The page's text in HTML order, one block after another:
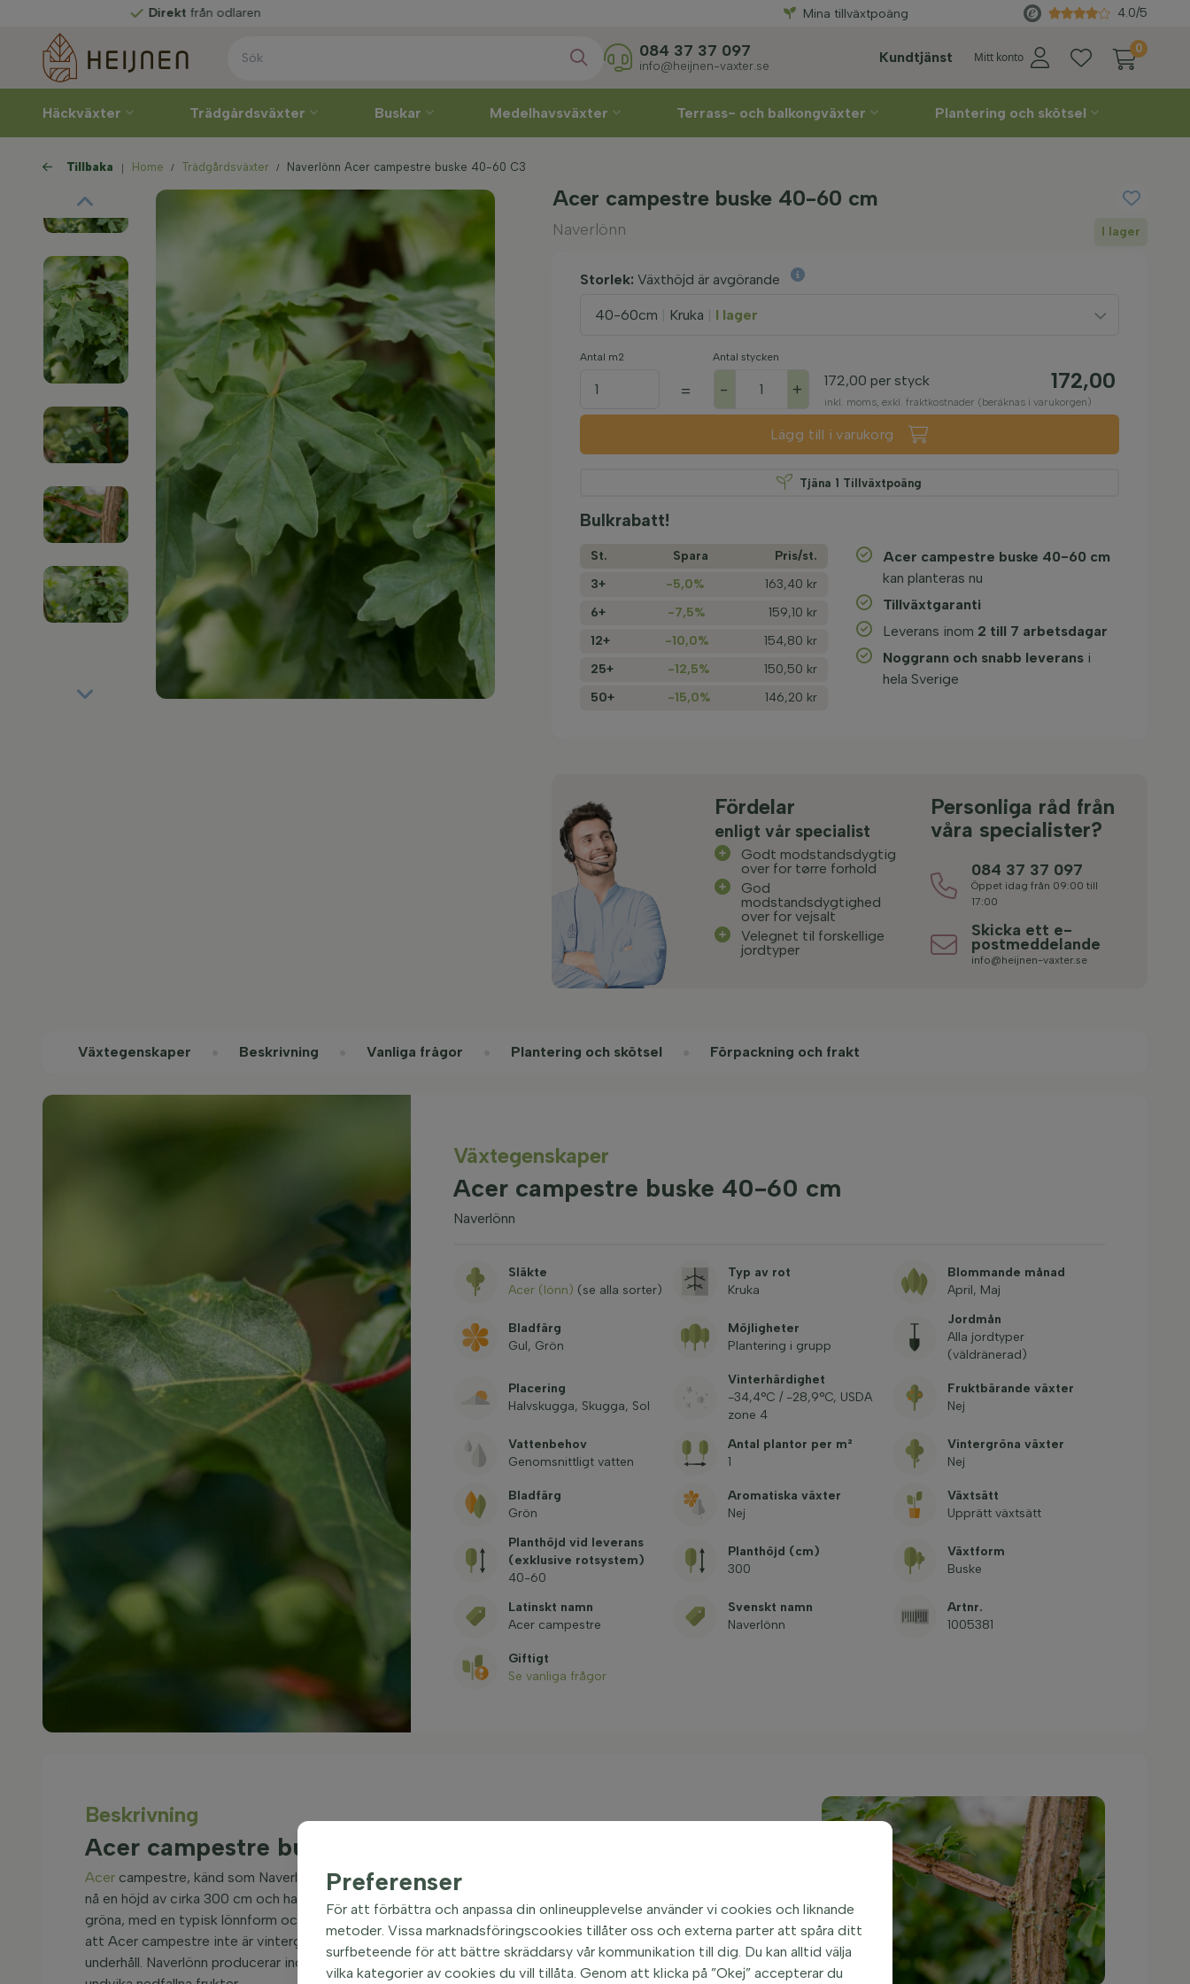
från odlaren Väljleveransvecka
Mina tillväxtpoäng 4.0/5
Kundtjänst Mitt konto
0
084 37 37 097
info@heijnen-vaxter.se
Häckväxter Trädgårdsväxter Buskar Medelhavsväxter Terrass- och balkongväxter Plantering och skötsel
Tillbaka Home Trädgårdsväxter Naverlönn Acer campestre buske 40-60 C3
Acer campestre buske 40-60 cm
Naverlönn I lager
Storlek: Växthöjd är avgörande
40-60cm Kruka I lager
Antal m2
=
Antal stycken
- + 172,00 per styck 172,00
inkl. moms, exkl. fraktkostnader (beräknas i varukorgen)
Lägg till i varukorg
Tjäna 1 Tillväxtpoäng
Bulkrabatt!
St. Spara
Pris/­st.
3+
-5,0%
163,40 kr
6+
-7,5%
159,10 kr
12+
-10,0%
154,80 kr
25+
-12,5%
150,50 kr
50+
-15,0% 146,20 kr
Acer campestre buske 40-60 cm
kan planteras nu
Tillväxtgaranti
Leverans inom 2 till 7 arbetsdagar
Noggrann och snabb leverans i
hela Sverige
Fördelar
enligt vår specialist
Godt modstandsdygtig
over for tørre forhold
God
modstandsdygtighed
over for vejsalt
Velegnet til forskellige
jordtyper
Personliga råd från
våra specialister?
084 37 37 097
Öppet idag från 09:00 till
17:00
Skicka ett e-
postmeddelande
info@heijnen-vaxter.se
Växtegenskaper Beskrivning Vanliga frågor Plantering och skötsel Förpackning och frakt
Växtegenskaper
Acer campestre buske 40-60 cm
Naverlönn
Släkte
Acer (lönn) (se alla sorter)
Typ av rot
Kruka
Blommande månad
April, Maj
Bladfärg
Gul, Grön
Möjligheter
Plantering i grupp
Jordmån
Alla jordtyper
(väldränerad)
Placering
Halvskugga, Skugga, Sol
Vinterhärdighet
-34,4°C / -28,9°C, USDA
zone 4
Fruktbärande växter
Nej
Vattenbehov
Genomsnittligt vatten
Antal plantor per m²
1
Vintergröna växter
Nej
Bladfärg
Grön
Aromatiska växter
Nej
Växtsätt
Upprätt växtsätt
Planthöjd vid leverans
(exklusive rotsystem)
40-60
Planthöjd (cm)
300
Växtform
Buske
Latinskt namn
Acer campestre
Svenskt namn
Naverlönn
Artnr.
1005381
Giftigt
Se vanliga frågor
Beskrivning
Acer campestre buske 40-60 cm
Acer campestre, känd som Naverlönn på svenska, är en buske med ett upprätt växtsätt. Naverlönn kan
nå en höjd av cirka 300 cm och har en bredd som varierar beroende på växtförhållandena. Bladen är
gröna, med en typisk lönnform och en slät yta. De är inte doftande och faller av på vintern, vilket gör
att Acer campestre inte är vintergrön. Denna buske är relativt lättskött och kräver inte mycket
underhåll. Naverlönn producerar inga frukter eller bär, vilket gör den idealisk för trädgårdar där man vill
Preferenser
För att förbättra och anpassa din onlineupplevelse använder vi cookies och liknande
metoder. Vissa marknadsföringscookies tillåter oss och externa parter att spåra ditt
surfbeteende för att bättre skräddarsy vår kommunikation till dig. Du kan alltid välja
vilka kategorier av cookies du vill tillåta. Genom att klicka på ”Okej” accepterar du